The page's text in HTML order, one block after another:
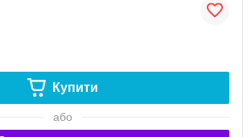
Купити
або